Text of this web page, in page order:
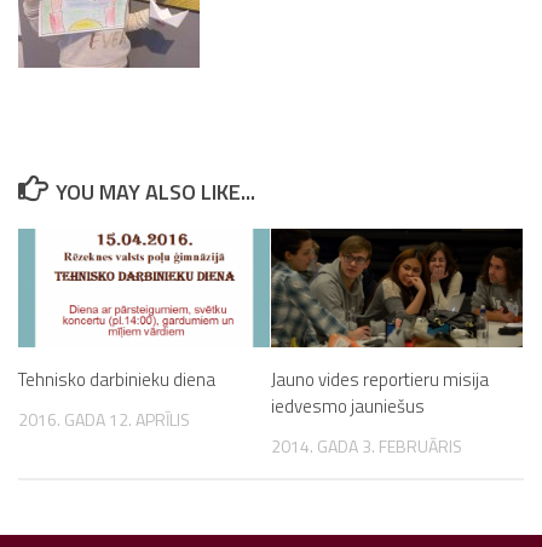
YOU MAY ALSO LIKE...
Tehnisko darbinieku diena
2016. GADA 12. APRĪLIS
Jauno vides reportieru misija
iedvesmo jauniešus
2014. GADA 3. FEBRUĀRIS